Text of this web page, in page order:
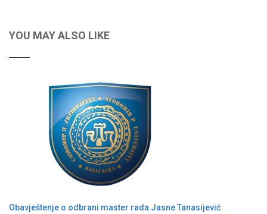
YOU MAY ALSO LIKE
Obavještenje o odbrani master rada Jasne Tanasijević